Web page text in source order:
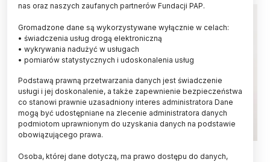
nas oraz naszych zaufanych partnerów Fundacji PAP.
Gromadzone dane są wykorzystywane wyłącznie w celach:
• świadczenia usług drogą elektroniczną
• wykrywania nadużyć w usługach
• pomiarów statystycznych i udoskonalenia usług
Podstawą prawną przetwarzania danych jest świadczenie
usługi i jej doskonalenie, a także zapewnienie bezpieczeństwa
co stanowi prawnie uzasadniony interes administratora Dane
mogą być udostępniane na zlecenie administratora danych
podmiotom uprawnionym do uzyskania danych na podstawie
obowiązującego prawa.
Osoba, której dane dotyczą, ma prawo dostępu do danych,